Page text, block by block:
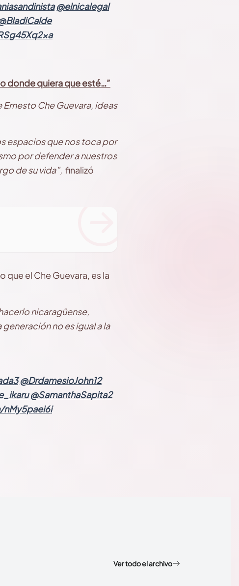
@elnicalegal
donde quiera que esté…”
Che Guevara, ideas
espacios que nos toca por
por defender a nuestros
de su vida”, finalizó
que el Che Guevara, es la
nicaragüense,
no es igual a la
@DrdamesioJohn12
@SamanthaSapita2
Ver todo el archivo